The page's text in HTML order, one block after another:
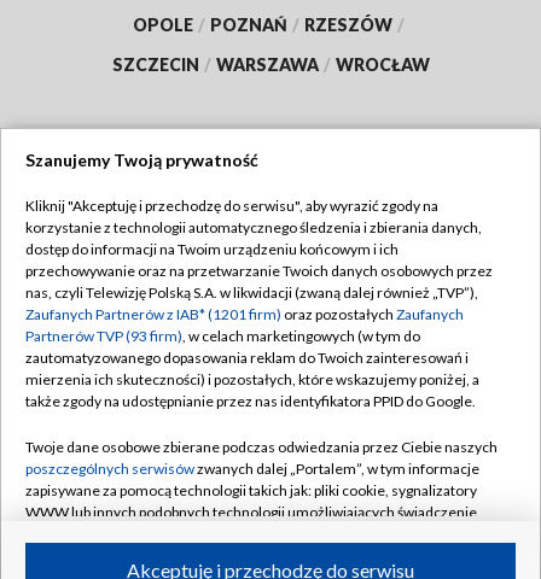
OPOLE / POZNAŃ / RZESZÓW /
SZCZECIN / WARSZAWA / WROCŁAW
TVP
Abonament TVP
Emisja w TVP
Centrum informacji TVP
Naziemna Telewizja Cyfrowa
Rada Programowa
System NOS
Informacje o nadawcy
Regulamin TVP
Polityka prywatności
Moje zgody
Pomoc
Kontakt
Kanały
Szanujemy Twoją prywatność
Kliknij "Akceptuję i przechodzę do serwisu", aby wyrazić zgody na
korzystanie z technologii automatycznego śledzenia i zbierania danych,
dostęp do informacji na Twoim urządzeniu końcowym i ich
przechowywanie oraz na przetwarzanie Twoich danych osobowych przez
nas, czyli Telewizję Polską S.A. w likwidacji (zwaną dalej również „TVP”),
Zaufanych Partnerów z IAB* (1201 firm) oraz pozostałych Zaufanych
Partnerów TVP (93 firm), w celach marketingowych (w tym do
zautomatyzowanego dopasowania reklam do Twoich zainteresowań i
mierzenia ich skuteczności) i pozostałych, które wskazujemy poniżej, a
także zgody na udostępnianie przez nas identyfikatora PPID do Google.
Twoje dane osobowe zbierane podczas odwiedzania przez Ciebie naszych
poszczególnych serwisówzwanych dalej „Portalem”, w tym informacje
zapisywane za pomocą technologii takich jak: pliki cookie, sygnalizatory
WWW lub innych podobnych technologii umożliwiających świadczenie
Akceptuję i przechodzę do serwisu